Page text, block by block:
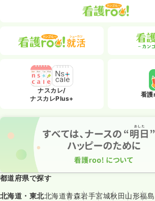
ナスカレ/
ナスカレPlus+
看
都道府県で探す
北海道・東北北海道青森岩手宮城秋田山形福島